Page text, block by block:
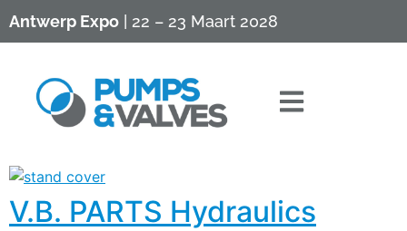
Antwerp Expo | 22 – 23 Maart 2028
V.B. PARTS Hydraulics